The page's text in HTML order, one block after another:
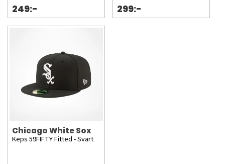
249:- 299:-
Chicago White Sox
Keps 59FIFTY Fitted - Svart